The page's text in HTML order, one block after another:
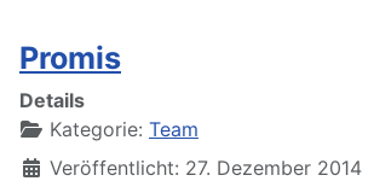
Promis
Details
Kategorie: Team
Veröffentlicht: 27. Dezember 2014